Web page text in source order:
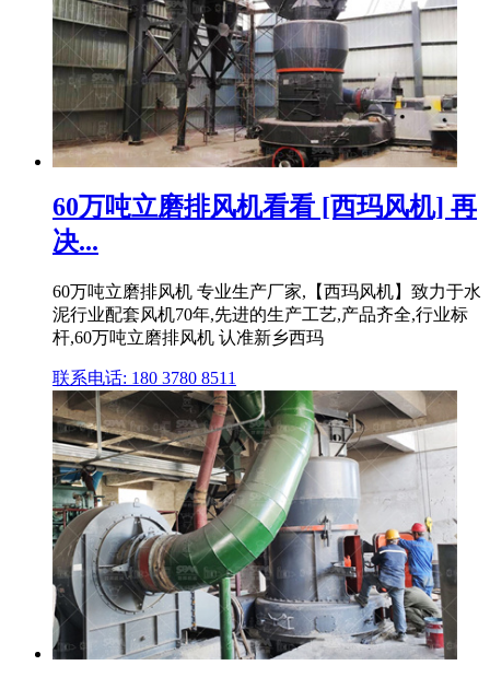
60万吨立磨排风机看看 [西玛风机] 再
决...
60万吨立磨排风机 专业生产厂家,【西玛风机】致力于水
泥行业配套风机70年,先进的生产工艺,产品齐全,行业标
杆,60万吨立磨排风机 认准新乡西玛
联系电话: 180 3780 8511